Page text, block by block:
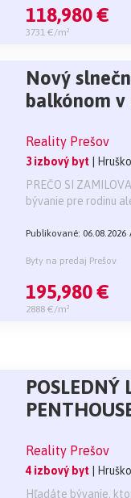
118,980 €
3731 €/m²
Nový
balkónom
Reality Prešov
3 izbový byt |
PREČO SI
bývanie pre rodinu
Publikované: 06.08.2026
Byty na predaj Prešov
195,980 €
2888 €/m²
POSLEDNÝ
sady
Reality Prešov
4 izbový byt |
Hľadáte bývanie,